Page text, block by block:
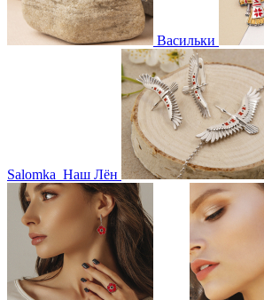
Васильки
Salomka Наш Лён